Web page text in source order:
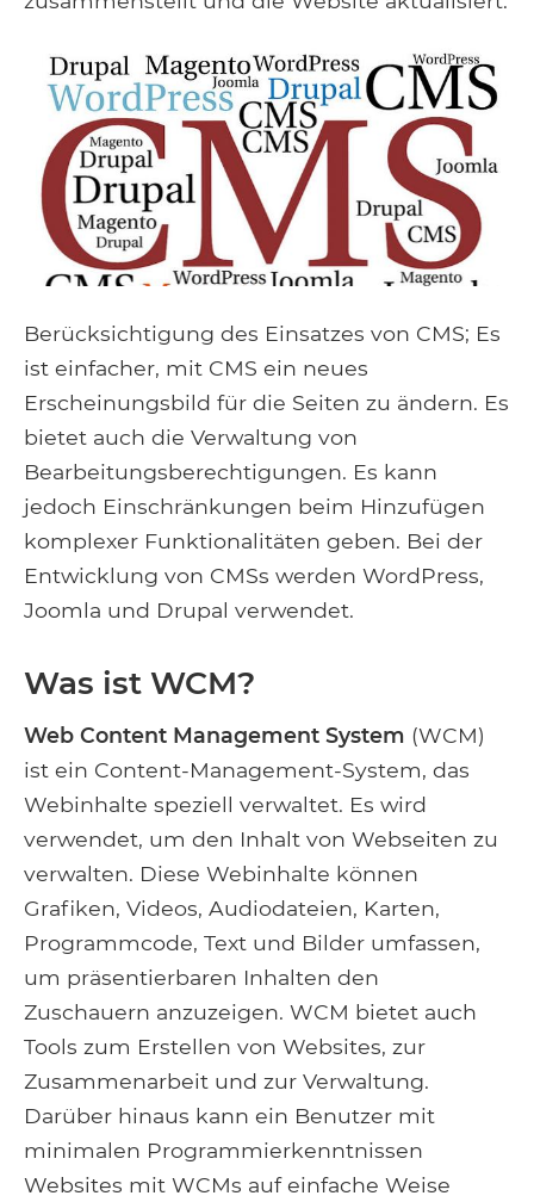
Berücksichtigung des Einsatzes von CMS; Es
ist einfacher, mit CMS ein neues
Erscheinungsbild für die Seiten zu ändern. Es
bietet auch die Verwaltung von
Bearbeitungsberechtigungen. Es kann
jedoch Einschränkungen beim Hinzufügen
komplexer Funktionalitäten geben. Bei der
Entwicklung von CMSs werden WordPress,
Joomla und Drupal verwendet.
Was ist WCM?
Web Content Management System (WCM)
ist ein Content-Management-System, das
Webinhalte speziell verwaltet. Es wird
verwendet, um den Inhalt von Webseiten zu
verwalten. Diese Webinhalte können
Grafiken, Videos, Audiodateien, Karten,
Programmcode, Text und Bilder umfassen,
um präsentierbaren Inhalten den
Zuschauern anzuzeigen. WCM bietet auch
Tools zum Erstellen von Websites, zur
Zusammenarbeit und zur Verwaltung.
Darüber hinaus kann ein Benutzer mit
minimalen Programmierkenntnissen
Websites mit WCMs auf einfache Weise